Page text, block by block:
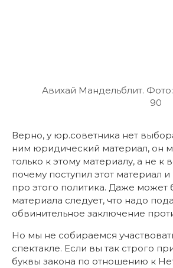
Авихай Мандельблит.
90
Верно, у юр.советника нет
ним юридический материал, он
только к этому материалу, а не к
почему поступил этот материал
про этого политика. Даже может
материала следует, что надо
обвинительное заключение
Но мы не собираемся
спектакле. Если вы так строго
буквы закона по отношению к